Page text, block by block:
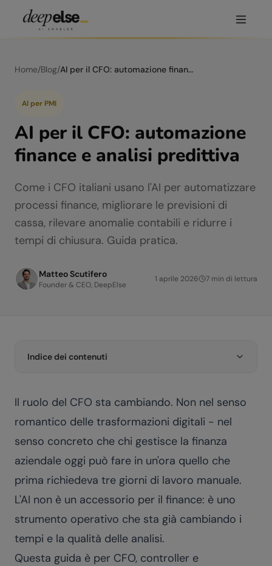
Home/Blog/ AI per il CFO: automazione finance e analisi predittiva
AI per PMI
AI per il CFO: automazione
finance e analisi predittiva
Come i CFO italiani usano l'AI per automatizzare
processi finance, migliorare le previsioni di
cassa, rilevare anomalie contabili e ridurre i
tempi di chiusura. Guida pratica.
Matteo Scutifero
Founder & CEO, DeepElse
1 aprile 2026 7 min di lettura
Indice dei contenuti
Il ruolo del CFO sta cambiando. Non nel senso
romantico delle trasformazioni digitali - nel
senso concreto che chi gestisce la finanza
aziendale oggi può fare in un'ora quello che
prima richiedeva tre giorni di lavoro manuale.
L'AI non è un accessorio per il finance: è uno
strumento operativo che sta già cambiando i
tempi e la qualità delle analisi.
Questa guida è per CFO, controller e